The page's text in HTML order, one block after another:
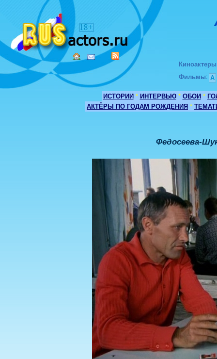
Киноактеры
Фильмы: А
ИСТОРИИ * ИНТЕРВЬЮ * ОБОИ *
АКТЁРЫ ПО ГОДАМ РОЖДЕНИЯ *
Федосеева-